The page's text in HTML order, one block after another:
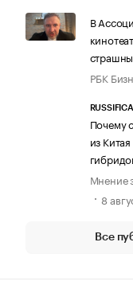
В
РБК
Почему
из
Мнение
8
Все